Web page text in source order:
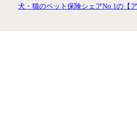
犬・猫のペット保険シェアNo.1の【